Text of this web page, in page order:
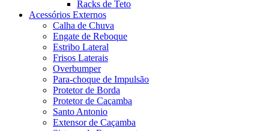
Racks de Teto
Acessórios Externos
Calha de Chuva
Engate de Reboque
Estribo Lateral
Frisos Laterais
Overbumper
Para-choque de Impulsão
Protetor de Borda
Protetor de Caçamba
Santo Antonio
Extensor de Caçamba